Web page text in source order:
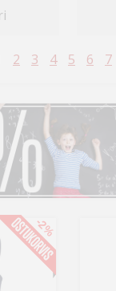
2 3 4 5 6 7
-2%